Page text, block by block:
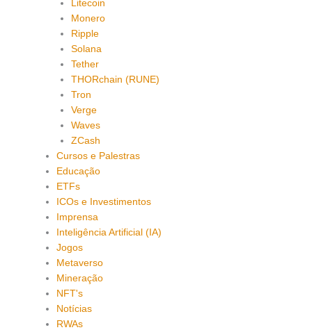
Litecoin
Monero
Ripple
Solana
Tether
THORchain (RUNE)
Tron
Verge
Waves
ZCash
Cursos e Palestras
Educação
ETFs
ICOs e Investimentos
Imprensa
Inteligência Artificial (IA)
Jogos
Metaverso
Mineração
NFT's
Notícias
RWAs